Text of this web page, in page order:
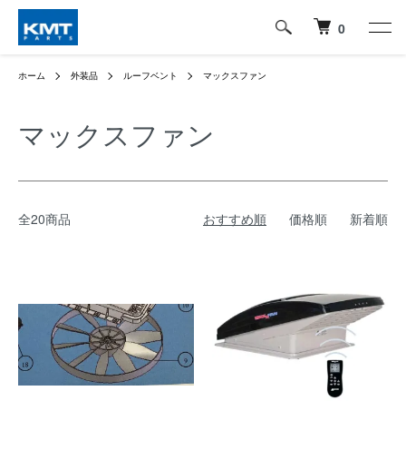
0
ホーム 外装品 ルーフベント マックスファン
マックスファン
全20商品 おすすめ順 価格順 新着順